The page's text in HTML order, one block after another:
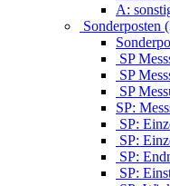
A:
Sonderposten
SP
SP
SP
SP:
SP:
SP:
SP:
SP: